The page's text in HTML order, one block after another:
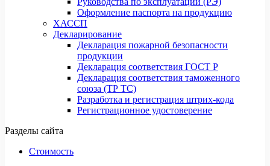
Оформление паспорта на продукцию
ХАССП
Декларирование
Декларация пожарной безопасности
продукции
Декларация соответствия ГОСТ Р
Декларация соответствия таможенного
союза (ТР ТС)
Разработка и регистрация штрих-кода
Регистрационное удостоверение
Разделы сайта
Стоимость